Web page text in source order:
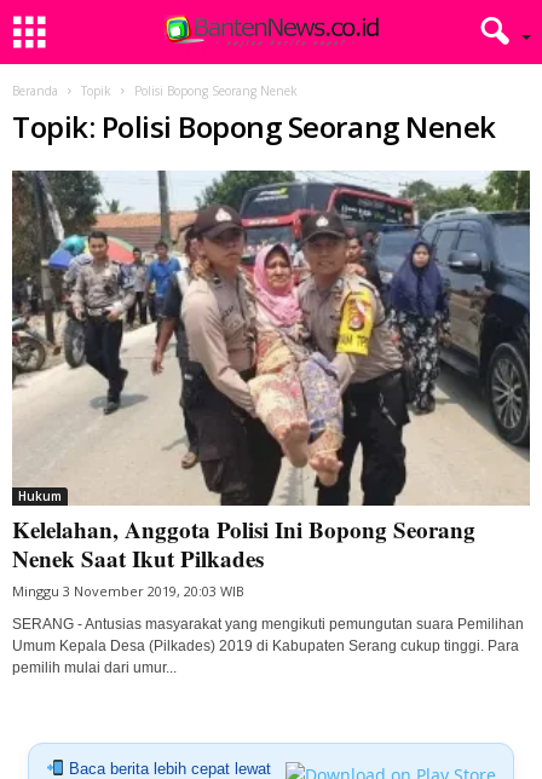
Beranda Topik Polisi Bopong Seorang Nenek
Topik: Polisi Bopong Seorang Nenek
Hukum
Kelelahan, Anggota Polisi Ini Bopong Seorang
Nenek Saat Ikut Pilkades
Minggu 3 November 2019, 20:03 WIB
SERANG - Antusias masyarakat yang mengikuti pemungutan suara Pemilihan
Umum Kepala Desa (Pilkades) 2019 di Kabupaten Serang cukup tinggi. Para
pemilih mulai dari umur...
Baca berita lebih cepat lewat